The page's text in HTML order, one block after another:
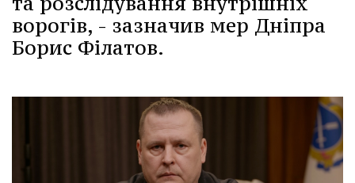
ворогів, - зазначив мер Дніпра
Борис Філатов.